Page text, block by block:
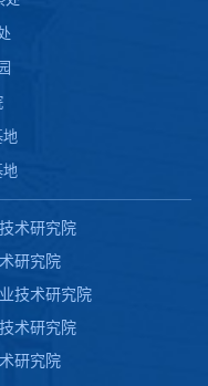
地
地
术研究院
研究院
技术研究院
术研究院
研究院